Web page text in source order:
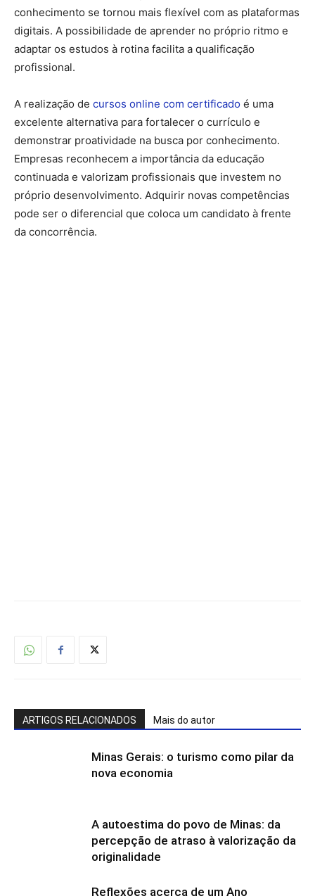
conhecimento se tornou mais flexível com as plataformas
digitais. A possibilidade de aprender no próprio ritmo e
adaptar os estudos à rotina facilita a qualificação
profissional.
A realização de cursos online com certificado é uma
excelente alternativa para fortalecer o currículo e
demonstrar proatividade na busca por conhecimento.
Empresas reconhecem a importância da educação
continuada e valorizam profissionais que investem no
próprio desenvolvimento. Adquirir novas competências
pode ser o diferencial que coloca um candidato à frente
da concorrência.
ARTIGOS RELACIONADOS Mais do autor
Minas Gerais: o turismo como pilar da
nova economia
A autoestima do povo de Minas: da
percepção de atraso à valorização da
originalidade
Reflexões acerca de um Ano